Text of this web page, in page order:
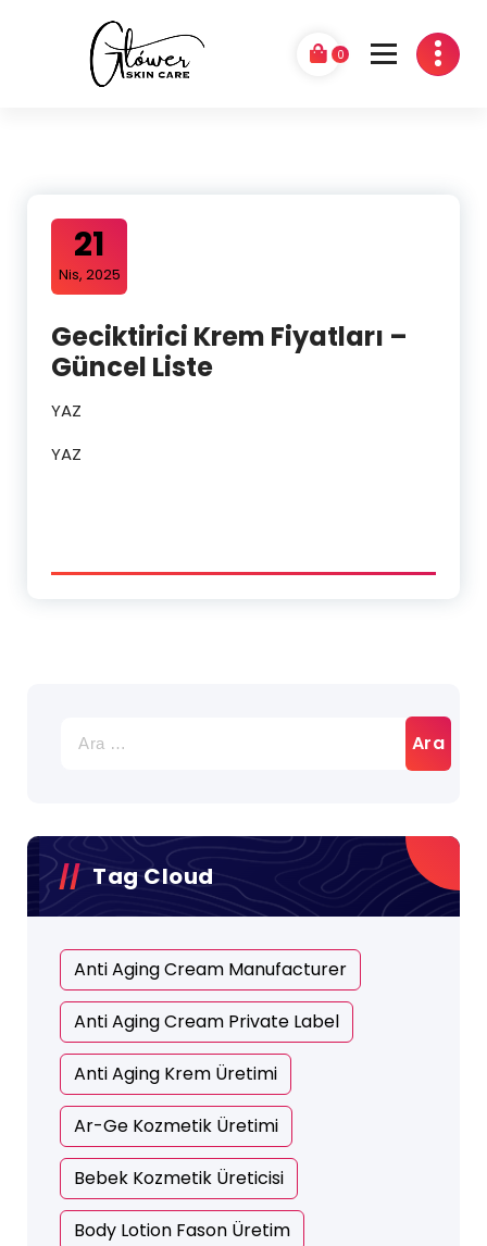
0
21
Nis, 2025
Geciktirici Krem Fiyatları –
Güncel Liste
YAZ
YAZ
Tag Cloud
Anti Aging Cream Manufacturer
Anti Aging Cream Private Label
Anti Aging Krem Üretimi
Ar-Ge Kozmetik Üretimi
Bebek Kozmetik Üreticisi
Body Lotion Fason Üretim